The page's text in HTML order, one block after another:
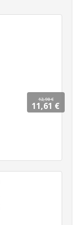
12,90 €
11,61 €